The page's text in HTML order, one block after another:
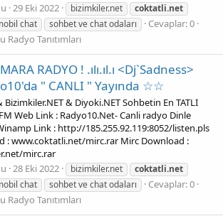
29 Eki 2022 bizimkiler.net
coktatli.net
chat sohbet ve chat odaları
Cevaplar: 0
Radyo Tanıtımları
RADYO ! .ılı.ıl.ı <Dj`Sadness>
" CANLI " Yayında ☆☆
Bizimkiler.NET & Diyoki.NET Sohbetin En TATLI
Web Link : Radyo10.Net- Canli radyo Dinle
Link : http://185.255.92.119:8052/listen.pls
: www.coktatli.net/mirc.rar Mirc Download :
mirc.rar
28 Eki 2022 bizimkiler.net
coktatli.net
chat sohbet ve chat odaları
Cevaplar: 0
Radyo Tanıtımları